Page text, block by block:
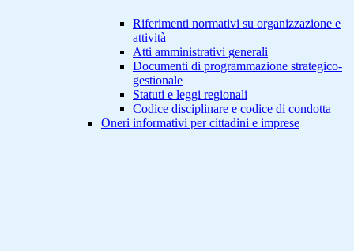
Riferimenti normativi su organizzazione e
attività
Atti amministrativi generali
Documenti di programmazione strategico-
gestionale
Statuti e leggi regionali
Codice disciplinare e codice di condotta
Oneri informativi per cittadini e imprese